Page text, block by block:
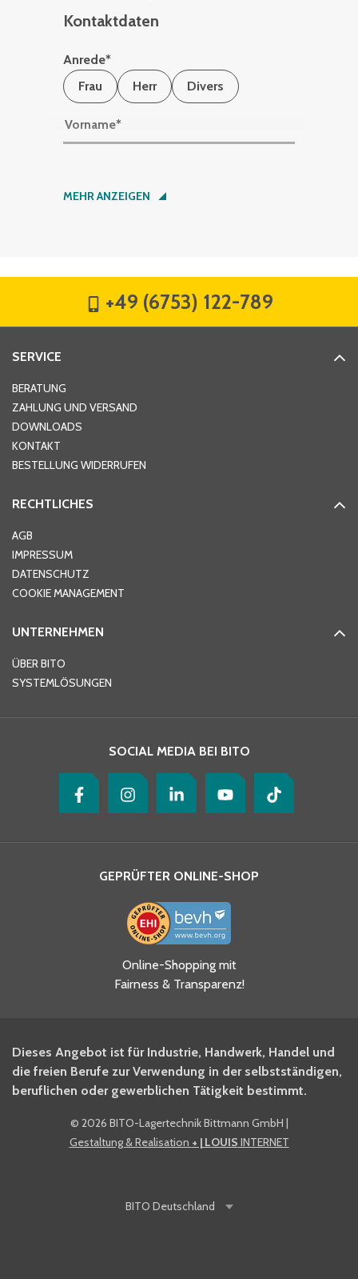
Kontaktdaten
Anrede*
Frau
Herr Divers
Vorname*
Nachname*
Hausnummer
Ort*
Telefon
Ja, ich habe die
Datenschutzhinweise gelesen
und akzeptiere diese.
BITO Newsletter Fachwissen
Intralogistiker anmelden.
Ja, ich möchte mich für den
BITO Shop-Newsletter
MEHR ANZEIGEN
+49 (6753) 122-789
SERVICE
BERATUNG
ZAHLUNG UND VERSAND
DOWNLOADS
KONTAKT
BESTELLUNG WIDERRUFEN
RECHTLICHES
AGB
IMPRESSUM
DATENSCHUTZ
COOKIE MANAGEMENT
UNTERNEHMEN
ÜBER BITO
SYSTEMLÖSUNGEN
SOCIAL MEDIA BEI BITO
GEPRÜFTER ONLINE-SHOP
Online-Shopping mit
Fairness & Transparenz!
Dieses Angebot ist für Industrie, Handwerk, Handel und
die freien Berufe zur Verwendung in der selbstständigen,
beruflichen oder gewerblichen Tätigkeit bestimmt.
© 2026 BITO-Lagertechnik Bittmann GmbH |
Gestaltung & Realisation + | LOUIS INTERNET
BITO Deutschland